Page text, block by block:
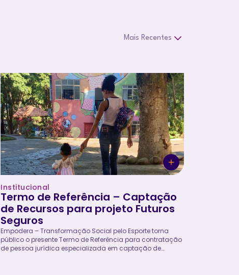
Institucional
Termo de Referência – Captação
de Recursos para projeto Futuros
Seguros
Empodera – Transformação Social pelo Esporte torna
público o presente Termo de Referência para contratação
de pessoa jurídica especializada em captação de